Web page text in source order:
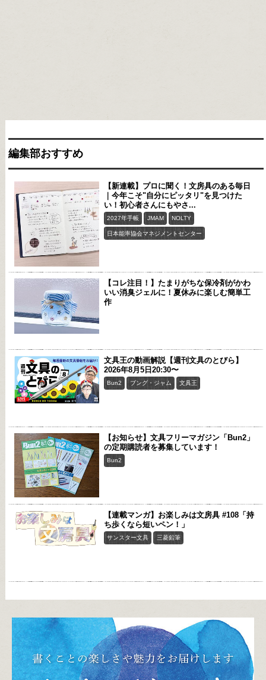
編集部おすすめ
【新連載】プロに聞く！文房具のある毎日
｜今年こそ"自分にピッタリ"を見つけた
い！初心者さんにもやさ...
2027年手帳 JMAM NOLTY
日本能率協会マネジメントセンター
【コレ注目！】たまりがちな保冷剤がかわ
いい消臭ジェルに！夏休みに楽しむ簡単工
作
文具王の動画解説【週刊文具のとびら】
2026年8月5日20:30〜
Bun2 ブング・ジャム 文具王
【お知らせ】文具フリーマガジン「Bun2」
の定期購読者を募集しています！
Bun2
【連載マンガ】お楽しみは文房具 #108「持
ち歩くなら短いペン！」
サンスター文具 三菱鉛筆